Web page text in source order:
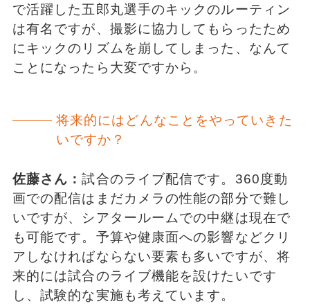
で活躍した五郎丸選手のキックのルーティン
は有名ですが、撮影に協力してもらったため
にキックのリズムを崩してしまった、なんて
ことになったら大変ですから。
将来的にはどんなことをやっていきた
いですか？
佐藤さん：試合のライブ配信です。360度動
画での配信はまだカメラの性能の部分で難し
いですが、シアタールームでの中継は現在で
も可能です。予算や健康面への影響などクリ
アしなければならない要素も多いですが、将
来的には試合のライブ機能を設けたいです
し、試験的な実施も考えています。